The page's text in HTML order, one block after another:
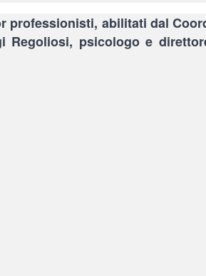
abilitati dal
Regoliosi, psicologo e